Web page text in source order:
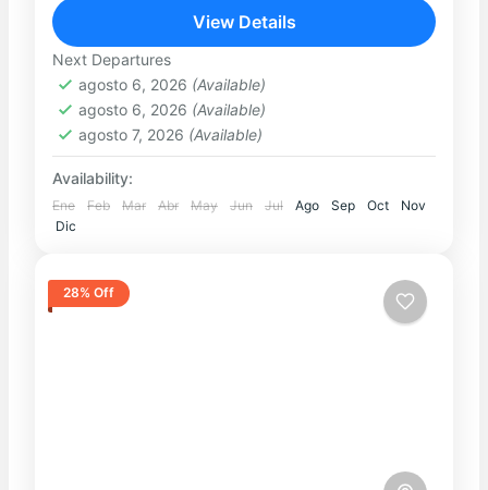
Conéctate con la...
MACHUPICCHU,Ollantaytambo
MÍSTICO
Easy
View Details
Next Departures
agosto 6, 2026 (Available)
agosto 6, 2026 (Available)
agosto 7, 2026 (Available)
Availability:
Ene Feb Mar Abr May Jun Jul Ago Sep Oct
Nov
Dic
28% Off